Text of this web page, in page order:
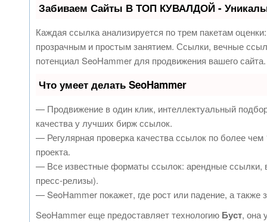
Забиваем Сайты В ТОП КУВАЛДОЙ -
Каждая ссылка анализируется по трем пакетам
прозрачным и простым занятием. Ссылки, вечные
потенциал SeoHammer для продвижения вашего сайта.
Что умеет делать SeoHammer
— Продвижение в один клик, интеллектуальный
качества у лучших бирж ссылок.
— Регулярная проверка качества ссылок по более
проекта.
— Все известные форматы ссылок: арендные ссылки,
пресс-релизы).
— SeoHammer покажет, где рост или падение, а также
SeoHammer еще предоставляет технологию Буст, она